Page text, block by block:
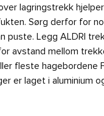
lagringstrekk
Sørg derfor for
puste. Legg ALDRI
avstand mellom
fleste hagebordene
er laget i aluminium